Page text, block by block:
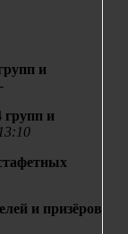
и
групп и
и призёров